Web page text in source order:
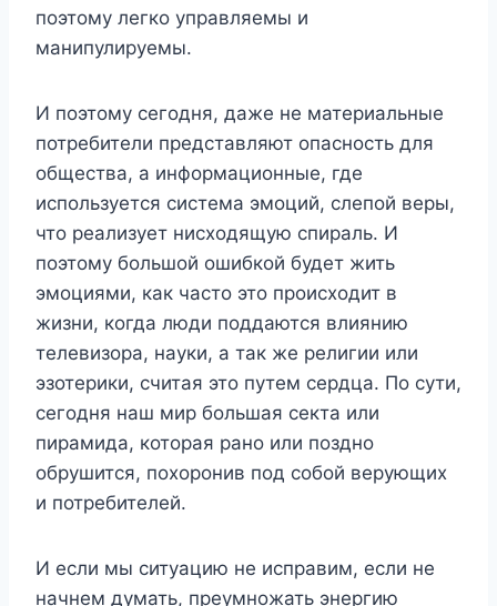
поэтому легко управляемы и
манипулируемы.
И поэтому сегодня, даже не материальные
потребители представляют опасность для
общества, а информационные, где
используется система эмоций, слепой веры,
что реализует нисходящую спираль. И
поэтому большой ошибкой будет жить
эмоциями, как часто это происходит в
жизни, когда люди поддаются влиянию
телевизора, науки, а так же религии или
эзотерики, считая это путем сердца. По сути,
сегодня наш мир большая секта или
пирамида, которая рано или поздно
обрушится, похоронив под собой верующих
и потребителей.
И если мы ситуацию не исправим, если не
начнем думать, преумножать энергию